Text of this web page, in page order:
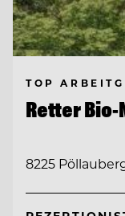
TOP
Retter
8225